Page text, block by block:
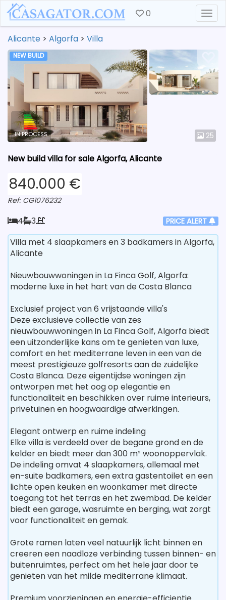
0
Alicante > Algorfa > Villa
25
NEW BUILD
IN PROCESS
New build villa for sale Algorfa, Alicante
840.000 €
Ref: CG1076232
4 3 PRICE ALERT
Villa met 4 slaapkamers en 3 badkamers in Algorfa,
Alicante
Nieuwbouwwoningen in La Finca Golf, Algorfa:
moderne luxe in het hart van de Costa Blanca
Exclusief project van 6 vrijstaande villa's
Deze exclusieve collectie van zes
nieuwbouwwoningen in La Finca Golf, Algorfa biedt
een uitzonderlijke kans om te genieten van luxe,
comfort en het mediterrane leven in een van de
meest prestigieuze golfresorts aan de zuidelijke
Costa Blanca. Deze eigentijdse woningen zijn
ontworpen met het oog op elegantie en
functionaliteit en beschikken over ruime interieurs,
privetuinen en hoogwaardige afwerkingen.
Elegant ontwerp en ruime indeling
Elke villa is verdeeld over de begane grond en de
kelder en biedt meer dan 300 m² woonoppervlak.
De indeling omvat 4 slaapkamers, allemaal met
en-suite badkamers, een extra gastentoilet en een
lichte open keuken en woonkamer met directe
toegang tot het terras en het zwembad. De kelder
biedt een garage, wasruimte en berging, wat zorgt
voor functionaliteit en gemak.
Grote ramen laten veel natuurlijk licht binnen en
creeren een naadloze verbinding tussen binnen- en
buitenruimtes, perfect om het hele jaar door te
genieten van het milde mediterrane klimaat.